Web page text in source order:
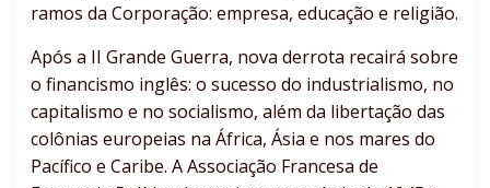
ramos da Corporação: empresa, educação e religião.
Após a II Grande Guerra, nova derrota recairá sobre
o financismo inglês: o sucesso do industrialismo, no
capitalismo e no socialismo, além da libertação das
colônias europeias na África, Ásia e nos mares do
Pacífico e Caribe. A Associação Francesa de